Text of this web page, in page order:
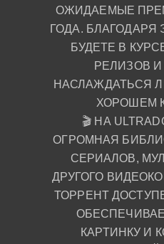
ОЖИДАЕМЫЕ
ГОДА. БЛАГОДАРЯ
БУДЕТЕ В
РЕЛИЗОВ
НАСЛАЖДАТЬСЯ
ХОРОШЕМ
🎬 НА
ОГРОМНАЯ
СЕРИАЛОВ,
ДРУГОГО
ТОРРЕНТ
КАРТИНКУ И